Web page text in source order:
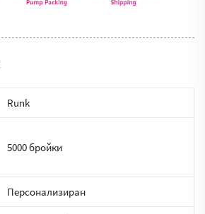
Runk
5000 бройки
Персонализиран